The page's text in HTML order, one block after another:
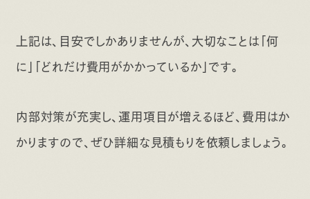
上記は、目安でしかありませんが、大切なことは「何
に」「どれだけ費用がかかっているか」です。
内部対策が充実し、運用項目が増えるほど、費用はか
かりますので、ぜひ詳細な見積もりを依頼しましょう。